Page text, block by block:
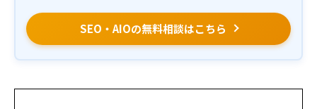
SEO・AIOの無料相談はこちら